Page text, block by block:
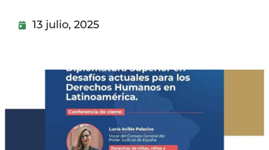
13 julio, 2025